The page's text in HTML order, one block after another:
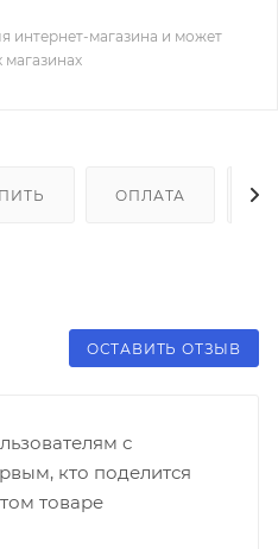
интернет-магазина и может
магазинах
ОПЛАТА
ОСТАВИТЬ ОТЗЫВ
с
кто поделится
товаре